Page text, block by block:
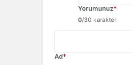
Yorumunuz*
0/30 karakter
Ad*